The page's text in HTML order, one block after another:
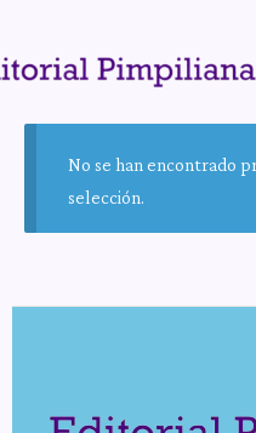
No se han encontrado
selección.